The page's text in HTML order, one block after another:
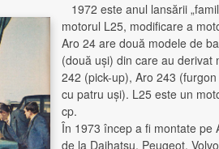
1972 este anul lansării
motorul L25, modificare a
Aro 24 are două modele de
(două uşi) din care au derivat
242 (pick-up), Aro 243
cu patru uşi). L25 este un
cp.
În 1973 încep a fi montate pe
de la Daihatsu, Peugeot,